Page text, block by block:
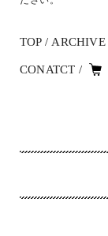
TOP ARCHIVE
CONATCT